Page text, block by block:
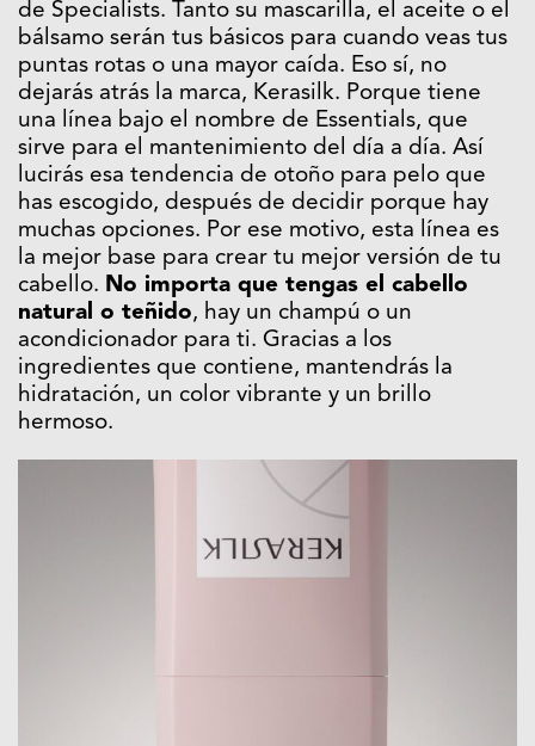
de Specialists. Tanto su mascarilla, el aceite o el
bálsamo serán tus básicos para cuando veas tus
puntas rotas o una mayor caída. Eso sí, no
dejarás atrás la marca, Kerasilk. Porque tiene
una línea bajo el nombre de Essentials, que
sirve para el mantenimiento del día a día. Así
lucirás esa tendencia de otoño para pelo que
has escogido, después de decidir porque hay
muchas opciones. Por ese motivo, esta línea es
la mejor base para crear tu mejor versión de tu
cabello. No importa que tengas el cabello
natural o teñido, hay un champú o un
acondicionador para ti. Gracias a los
ingredientes que contiene, mantendrás la
hidratación, un color vibrante y un brillo
hermoso.